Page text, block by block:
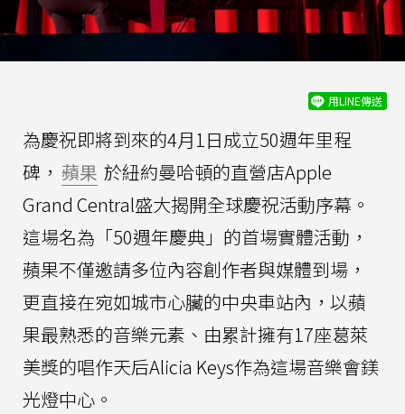
用LINE傳送
為慶祝即將到來的4月1日成立50週年里程
碑， 蘋果 於紐約曼哈頓的直營店Apple
Grand Central盛大揭開全球慶祝活動序幕。
這場名為「50週年慶典」的首場實體活動，
蘋果不僅邀請多位內容創作者與媒體到場，
更直接在宛如城市心臟的中央車站內，以蘋
果最熟悉的音樂元素、由累計擁有17座葛萊
美獎的唱作天后Alicia Keys作為這場音樂會鎂
光燈中心。